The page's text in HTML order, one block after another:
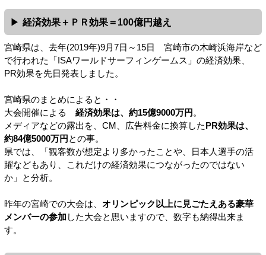
経済効果＋ＰＲ効果＝100億円越え
宮崎県は、去年(2019年)9月7日～15日 宮崎市の木崎浜海岸など
で行われた「ISAワールドサーフィンゲームス」の経済効果、
PR効果を先日発表しました。
宮崎県のまとめによると・・
大会開催による 経済効果は、約15億9000万円 。
メディアなどの露出を、CM、広告料金に換算した PR効果は、
約84億5000万円 との事。
県では、「観客数が想定より多かったことや、日本人選手の活
躍などもあり、これだけの経済効果につながったのではない
か」と分析。
昨年の宮崎での大会は、 オリンピック以上に見ごたえある豪華
メンバーの参加 した大会と思いますので、数字も納得出来ま
す。